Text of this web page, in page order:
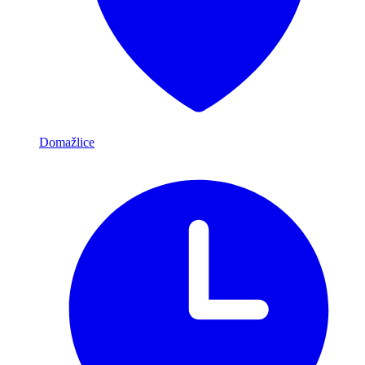
Domažlice